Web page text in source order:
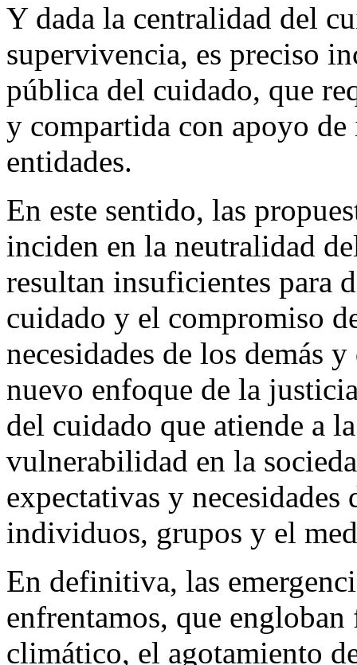
Y dada la centralidad del
supervivencia, es preciso
pública del cuidado, que
y compartida con apoyo
entidades.
En este sentido, las
inciden en la neutralidad
resultan insuficientes para
cuidado y el compromiso
necesidades de los demás
nuevo enfoque de la
del cuidado que atiende a
vulnerabilidad en la
expectativas y
individuos, grupos y el
En definitiva, las
enfrentamos, que
climático, el agotamiento